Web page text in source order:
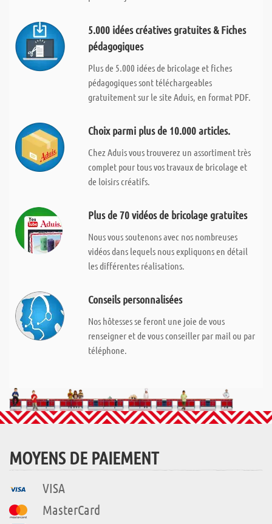
5.000 idées créatives gratuites & Fiches
pédagogiques
Plus de 5.000 idées de bricolage et fiches
pédagogiques sont téléchargeables
gratuitement sur le site Aduis, en format PDF.
Choix parmi plus de 10.000 articles.
Chez Aduis vous trouverez un assortiment très
complet pour tous vos travaux de bricolage et
de loisirs créatifs.
Plus de 70 vidéos de bricolage gratuites
Nous vous soutenons avec nos nombreuses
vidéos dans lequels nous expliquons en détail
les différentes réalisations.
Conseils personnalisées
Nos hôtesses se feront une joie de vous
renseigner et de vous conseiller par mail ou par
téléphone.
MOYENS DE PAIEMENT
VISA
MasterCard